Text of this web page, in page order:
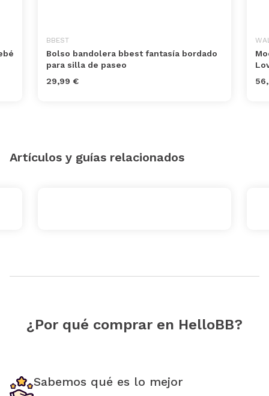
BBEST
Bolso bandolera bbest fantasía bordado
para silla de paseo
29,99 €
Artículos y guías relacionados
¿Por qué comprar en HelloBB?
Sabemos qué es lo mejor